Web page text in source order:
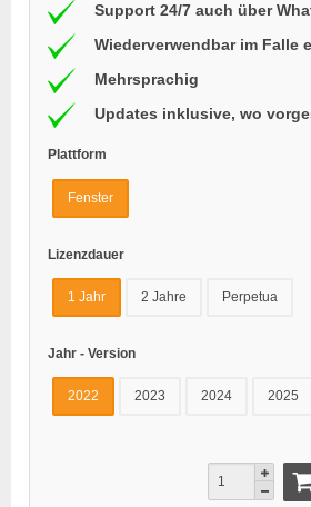
Support 24/7 auch über
Wiederverwendbar im Falle
Mehrsprachig
Updates inklusive, wo
Plattform
Fenster
Lizenzdauer
1 Jahr 2 Jahre Perpetua
Jahr - Version
2022 2023 2024 2025